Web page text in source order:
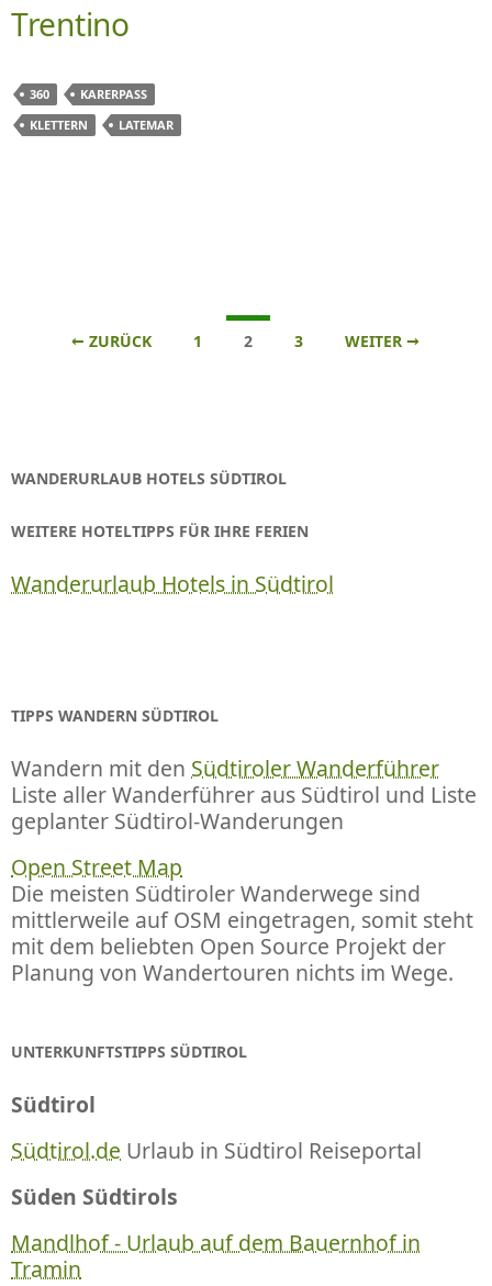
Trentino
360
KARERPASS
KLETTERN
LATEMAR
Beitrags-← ZURÜCK 1 2 3 WEITER →
WANDERURLAUB HOTELS SÜDTIROL
WEITERE HOTELTIPPS FÜR IHRE FERIEN
Wanderurlaub Hotels in Südtirol
TIPPS WANDERN SÜDTIROL
Wandern mit den Südtiroler Wanderführer
Liste aller Wanderführer aus Südtirol und Liste
geplanter Südtirol-Wanderungen
Open Street Map
Die meisten Südtiroler Wanderwege sind
mittlerweile auf OSM eingetragen, somit steht
mit dem beliebten Open Source Projekt der
Planung von Wandertouren nichts im Wege.
UNTERKUNFTSTIPPS SÜDTIROL
Südtirol
Südtirol.de Urlaub in Südtirol Reiseportal
Süden Südtirols
Mandlhof - Urlaub auf dem Bauernhof in
Tramin